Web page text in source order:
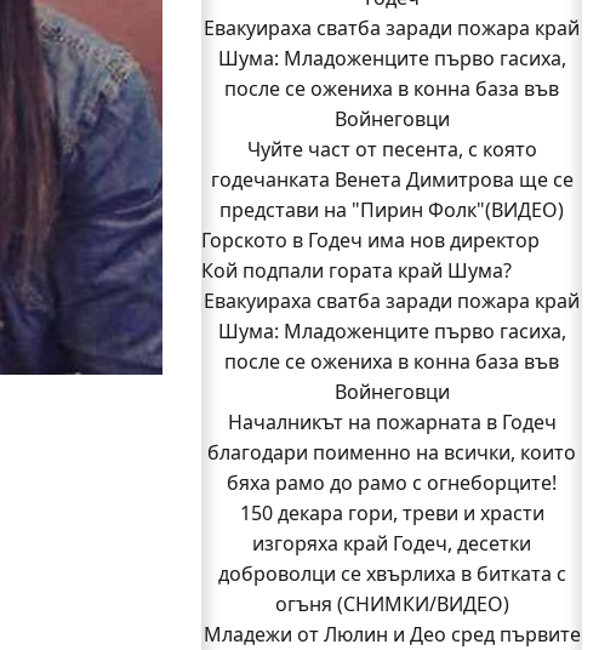
Евакуираха сватба заради пожара край
Шума: Младоженците първо гасиха,
после се ожениха в конна база във
Войнеговци
Чуйте част от песента, с която
годечанката Венета Димитрова ще се
представи на "Пирин Фолк"(ВИДЕО)
Горското в Годеч има нов директор
Заповядайте! Магазинът на "Бозмов"
отваря врати в Годеч на 12 август
Бивш шеф на полицията в Годеч оглави
ОДМВР-Видин
Кой подпали гората край Шума?
Младежи от Люлин и Део сред първите
доброволци на пожара край Шума
(СНИМКИ)
Началникът на пожарната в Годеч
благодари поименно на всички, които
бяха рамо до рамо с огнеборците!
150 декара гори, треви и храсти
изгоряха край Годеч, десетки
Кой подпали гората край Шума?
Евакуираха сватба заради пожара край
Шума: Младоженците първо гасиха,
после се ожениха в конна база във
Войнеговци
Началникът на пожарната в Годеч
благодари поименно на всички, които
бяха рамо до рамо с огнеборците!
150 декара гори, треви и храсти
изгоряха край Годеч, десетки
доброволци се хвърлиха в битката с
огъня (СНИМКИ/ВИДЕО)
Младежи от Люлин и Део сред първите